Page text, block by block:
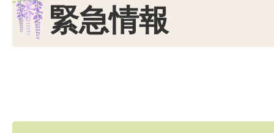
緊急情報